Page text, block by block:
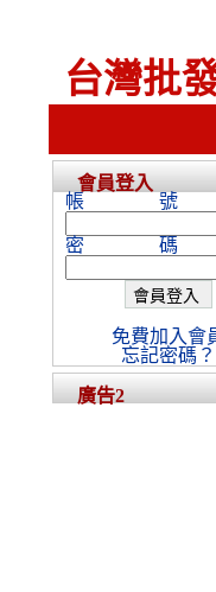
台灣批
會員登入
帳號
密碼
免費加入會
忘記密碼？
廣告2